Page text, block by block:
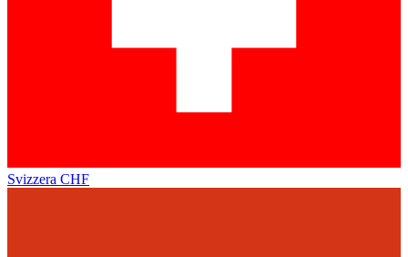
Svizzera CHF